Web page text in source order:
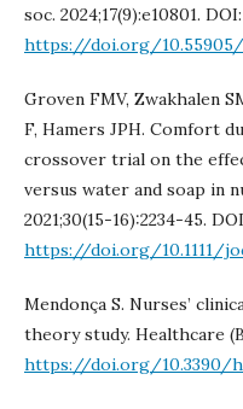
soc. 2024;17(9):e10801. DOI:
https://doi.org/10.55905/
Groven FMV, Zwakhalen
F, Hamers JPH. Comfort
crossover trial on the
versus water and soap in
2021;30(15-16):2234-45.
https://doi.org/10.1111/
Mendonça S. Nurses’
theory study. Healthcare
https://doi.org/10.3390/